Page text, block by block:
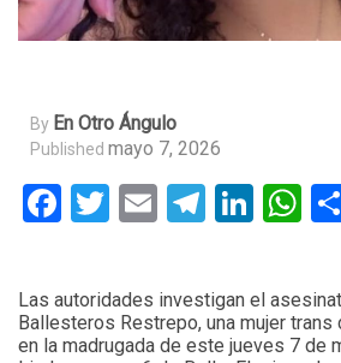
By En Otro Ángulo
Published mayo 7, 2026
Facebook
Twitter
Email
Las autoridades investigan el
Ballesteros Restrepo, una mujer trans
en la madrugada de este jueves 7 de